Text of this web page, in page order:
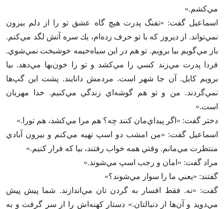
مي‌كشم‌.»
اسماعيل گفت‌: «تفنگ پدرت هيچ گاه عشق تو را از دلم بيرون
نمي‌تواند. از ديروز كه با تو حرف زده‌ام‌، يك سره آتش لگد مي‌كنم‌.
باز مي‌گويم بيا برويم‌. تو هم در اين سياه‌خيمه خوشبخت نمي‌شوي‌.
فردا پدرت مي‌زند كسي را مي‌كشد و تو را خون‌بها مي‌دهد. بيا
برويم كابل‌. آن جا شهر است‌. مردمش دانايند. پشت اين گپ‌ها
نمي‌گردند. من و تو هم گوشه‌اي زندگي مي‌كنيم‌. خدا مهربان
است‌.»
دختر گفت‌: «اگر پيداي‌مان كنند چه‌؟ هم مرا مي‌كشد، هم تورا.»
اسماعيل گفت‌: «من امشب دو اسپ تهيه مي‌كنم و بيرون آبادي
منتظرت مي‌مانم‌. وقتي همه خواب رفتند، بيا كه فرار كنيم‌.»
مراد گفت‌: «امان و رجب اسپ مي‌شوند.»
گفتند: «يعني ما را سوار مي‌شوند؟»
گفت‌: «نه‌. فقط افسار به گردن تان مي‌اندازند. شما پيش پيش
مي‌دويد و آن‌ها از دنبالتان‌.» دستار كهنه‌اش را از سر گرفت و به